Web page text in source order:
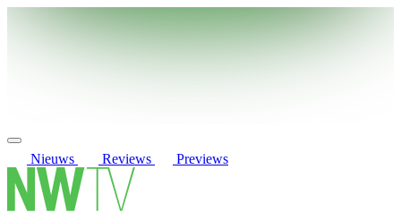
Nieuws Reviews Previews